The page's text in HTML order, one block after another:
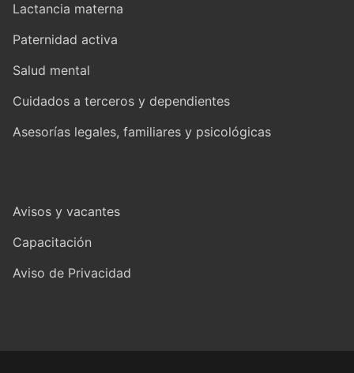
Lactancia materna
Paternidad activa
Salud mental
Cuidados a terceros y dependientes
Asesorías legales, familiares y psicológicas
Avisos y vacantes
Capacitación
Aviso de Privacidad